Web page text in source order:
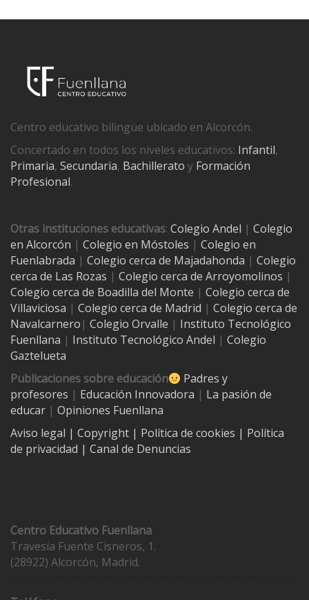
Centro educativo bilingüe ubicado en Alcorcón.
Concertado en todos los niveles educativos: Infantil,
Primaria, Secundaria, Bachillerato y Formación
Profesional.
Otras instituciones educativas: Colegio Andel | Colegio
en Alcorcón | Colegio en Móstoles | Colegio en
Fuenlabrada | Colegio cerca de Majadahonda | Colegio
cerca de Las Rozas | Colegio cerca de Arroyomolinos |
Colegio cerca de Boadilla del Monte | Colegio cerca de
Villaviciosa | Colegio cerca de Madrid | Colegio cerca de
Navalcarnero | Colegio Orvalle | Instituto Tecnológico
Fuenllana | Instituto Tecnológico Andel | Colegio
Gaztelueta
Publicaciones sobre educación
Padres y
profesores | Educación Innovadora | La pasión de
educar | Opiniones Fuenllana
Aviso legal | Copyright | Política de cookies | Política
de privacidad | Canal de Denuncias
Centro Educativo Fuenllana
Travesía Fuente Cisneros, 1.
(28922) Alcorcón, Madrid.